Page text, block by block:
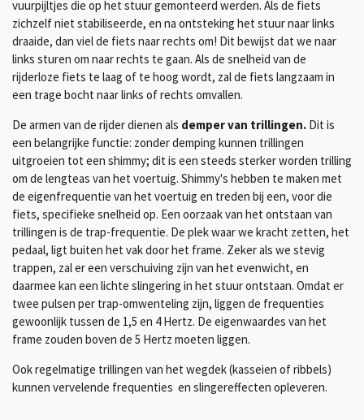
vuurpijltjes die op het stuur gemonteerd werden. Als de fiets
zichzelf niet stabiliseerde, en na ontsteking het stuur naar links
draaide, dan viel de fiets naar rechts om! Dit bewijst dat we naar
links sturen om naar rechts te gaan. Als de snelheid van de
rijderloze fiets te laag of te hoog wordt, zal de fiets langzaam in
een trage bocht naar links of rechts omvallen.
De armen van de rijder dienen als demper van trillingen. Dit is
een belangrijke functie: zonder demping kunnen trillingen
uitgroeien tot een shimmy; dit is een steeds sterker worden trilling
om de lengteas van het voertuig. Shimmy's hebben te maken met
de eigenfrequentie van het voertuig en treden bij een, voor die
fiets, specifieke snelheid op. Een oorzaak van het ontstaan van
trillingen is de trap-frequentie. De plek waar we kracht zetten, het
pedaal, ligt buiten het vak door het frame. Zeker als we stevig
trappen, zal er een verschuiving zijn van het evenwicht, en
daarmee kan een lichte slingering in het stuur ontstaan. Omdat er
twee pulsen per trap-omwenteling zijn, liggen de frequenties
gewoonlijk tussen de 1,5 en 4 Hertz. De eigenwaardes van het
frame zouden boven de 5 Hertz moeten liggen.
Ook regelmatige trillingen van het wegdek (kasseien of ribbels)
kunnen vervelende frequenties en slingereffecten opleveren.